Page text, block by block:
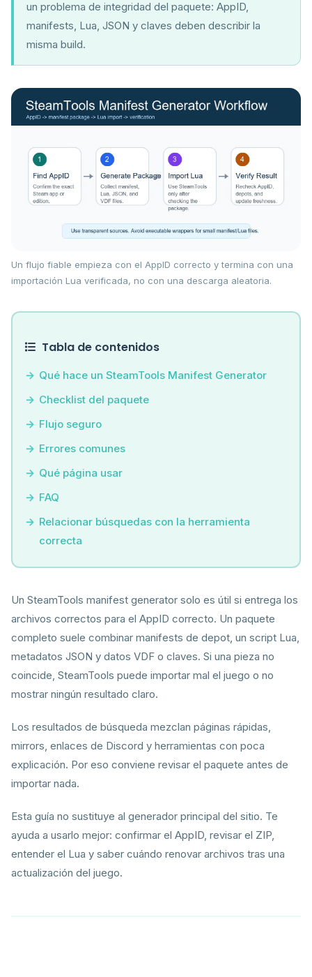
un problema de integridad del paquete: AppID,
manifests, Lua, JSON y claves deben describir la
misma build.
Un flujo fiable empieza con el AppID correcto y termina con una
importación Lua verificada, no con una descarga aleatoria.
Tabla de contenidos
Qué hace un SteamTools Manifest Generator
Checklist del paquete
Flujo seguro
Errores comunes
Qué página usar
FAQ
Relacionar búsquedas con la herramienta
correcta
Un SteamTools manifest generator solo es útil si entrega los
archivos correctos para el AppID correcto. Un paquete
completo suele combinar manifests de depot, un script Lua,
metadatos JSON y datos VDF o claves. Si una pieza no
coincide, SteamTools puede importar mal el juego o no
mostrar ningún resultado claro.
Los resultados de búsqueda mezclan páginas rápidas,
mirrors, enlaces de Discord y herramientas con poca
explicación. Por eso conviene revisar el paquete antes de
importar nada.
Esta guía no sustituye al generador principal del sitio. Te
ayuda a usarlo mejor: confirmar el AppID, revisar el ZIP,
entender el Lua y saber cuándo renovar archivos tras una
actualización del juego.